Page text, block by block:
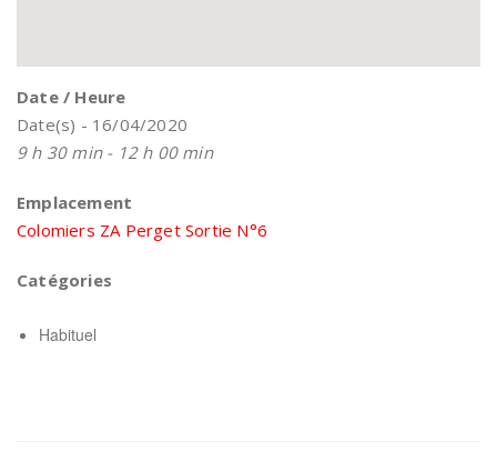
Date / Heure
Date(s) - 16/04/2020
9 h 30 min - 12 h 00 min
Emplacement
Colomiers ZA Perget Sortie N°6
Catégories
Habituel